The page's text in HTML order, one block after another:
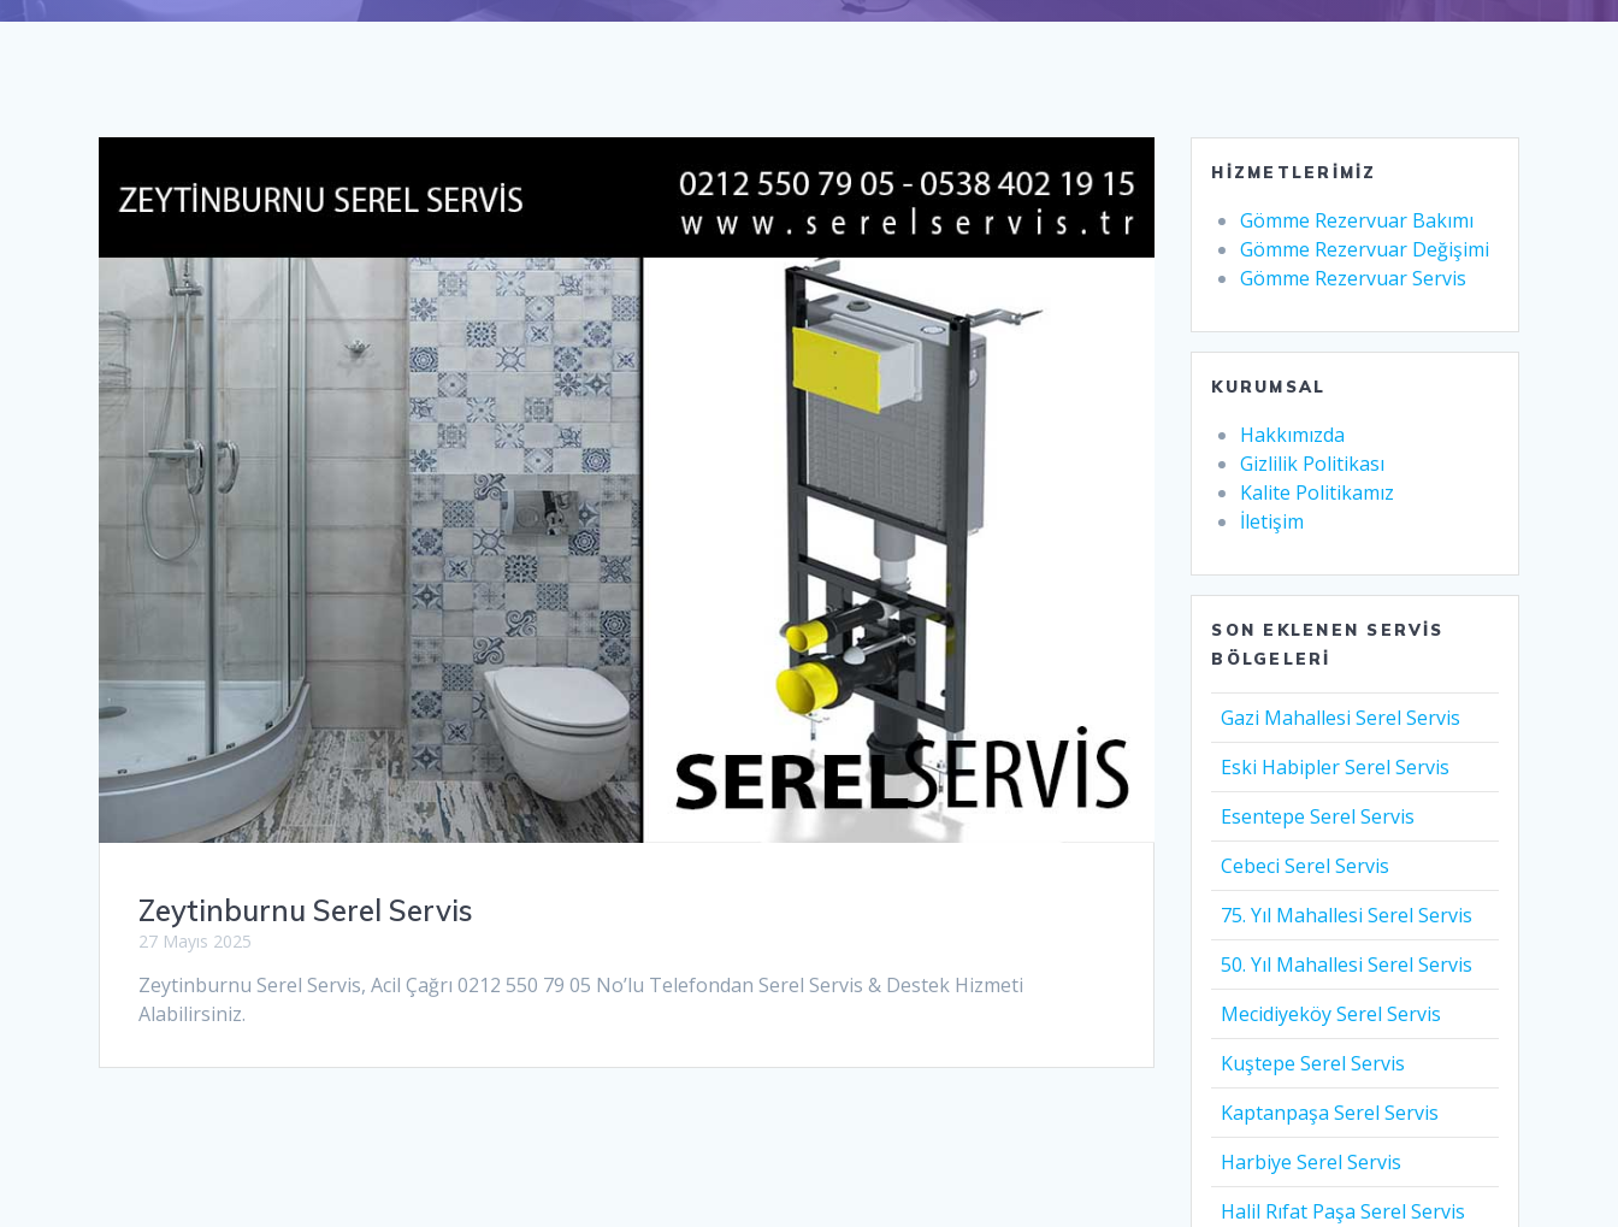
Zeytinburnu Serel Servis
27 Mayıs 2025
Zeytinburnu Serel Servis, Acil Çağrı 0212 550 79 05 No’lu Telefondan Serel Servis & Destek Hizmeti
Alabilirsiniz.
HIZMETLERIMIZ
Gömme Rezervuar Bakımı
Gömme Rezervuar Değişimi
Gömme Rezervuar Servis
KURUMSAL
Hakkımızda
Gizlilik Politikası
Kalite Politikamız
İletişim
SON EKLENEN SERVIS
BÖLGELERI
Gazi Mahallesi Serel Servis
Eski Habipler Serel Servis
Esentepe Serel Servis
Cebeci Serel Servis
75. Yıl Mahallesi Serel Servis
50. Yıl Mahallesi Serel Servis
Mecidiyeköy Serel Servis
Kuştepe Serel Servis
Kaptanpaşa Serel Servis
Harbiye Serel Servis
Halil Rıfat Paşa Serel Servis